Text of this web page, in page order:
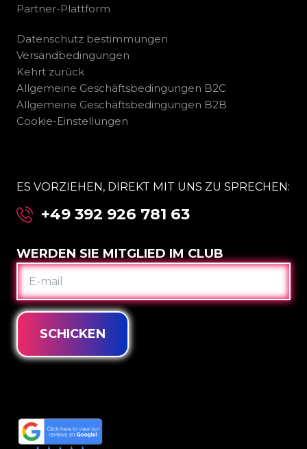
Partner-Plattform
Datenschutz bestimmungen
Versandbedingungen
Kehrt zurück
Allgemeine Geschäftsbedingungen B2C
Allgemeine Geschäftsbedingungen B2B
Cookie-Einstellungen
ES VORZIEHEN, DIREKT MIT UNS ZU SPRECHEN:
+49 392 926 781 63
WERDEN SIE MITGLIED IM CLUB
E-
MAIL
SCHICKEN